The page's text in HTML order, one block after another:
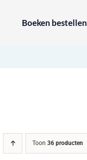
Boeken bestellen
Toon 36 producten